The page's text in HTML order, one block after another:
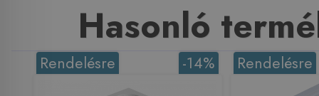
Hasonló
-14%
Rendelésre Rendelésre